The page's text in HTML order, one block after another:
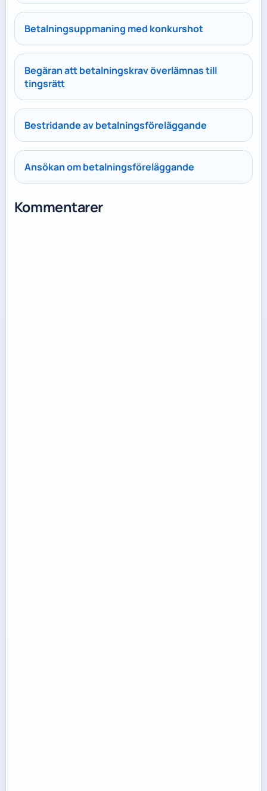
Betalningsuppmaning med konkurshot
Begäran att betalningskrav överlämnas till
tingsrätt
Bestridande av betalningsföreläggande
Ansökan om betalningsföreläggande
Kommentarer